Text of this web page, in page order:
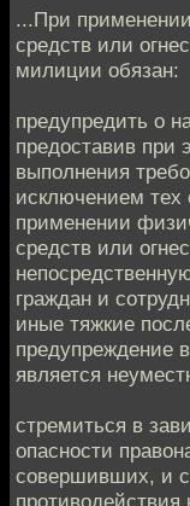
...При
средств или
милиции обязан:
предупредить о
предоставив при
выполнения
исключением тех
применении
средств или
граждан и
иные тяжкие
предупреждение
является
стремиться в
опасности
совершивших, и